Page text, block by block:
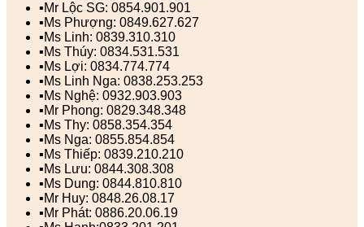
▪️Mr Lộc SG: 0854.901.901
▪️Ms Phượng: 0849.627.627
▪️Ms Linh: 0839.310.310
▪️Ms Thúy: 0834.531.531
▪️Ms Lợi: 0834.774.774
▪️Ms Linh Nga: 0838.253.253
▪️Ms Nghệ: 0932.903.903
▪️Mr Phong: 0829.348.348
▪️Ms Thy: 0858.354.354
▪️Ms Nga: 0855.854.854
▪️Ms Thiếp: 0839.210.210
▪️Ms Lưu: 0844.308.308
▪️Ms Dung: 0844.810.810
▪️Mr Huy: 0848.26.08.17
▪️Mr Phát: 0886.20.06.19